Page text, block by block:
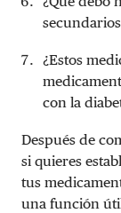
¿Estos
con la
Después de
si quieres
tus
una función